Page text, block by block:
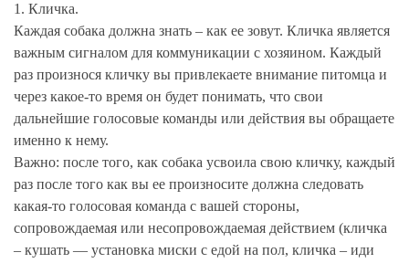
1. Кличка.
Каждая собака должна знать – как ее зовут. Кличка является
важным сигналом для коммуникации с хозяином. Каждый
раз произнося кличку вы привлекаете внимание питомца и
через какое-то время он будет понимать, что свои
дальнейшие голосовые команды или действия вы обращаете
именно к нему.
Важно: после того, как собака усвоила свою кличку, каждый
раз после того как вы ее произносите должна следовать
какая-то голосовая команда с вашей стороны,
сопровождаемая или несопровождаемая действием (кличка
– кушать — установка миски с едой на пол, кличка – иди